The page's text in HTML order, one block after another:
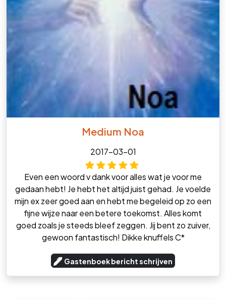
Medium Noa
2017-03-01
Even een woord v dank voor alles wat je voor me
gedaan hebt! Je hebt het altijd juist gehad. Je voelde
mijn ex zeer goed aan en hebt me begeleid op zo een
fijne wijze naar een betere toekomst. Alles komt
goed zoals je steeds bleef zeggen. Jij bent zo zuiver,
gewoon fantastisch! Dikke knuffels C*
Gastenboek bericht schrijven